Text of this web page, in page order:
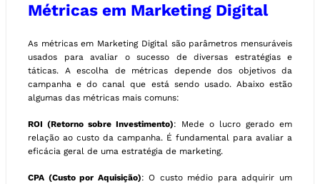
Métricas em Marketing Digital
As métricas em Marketing Digital são parâmetros mensuráveis
usados para avaliar o sucesso de diversas estratégias e
táticas. A escolha de métricas depende dos objetivos da
campanha e do canal que está sendo usado. Abaixo estão
algumas das métricas mais comuns:
ROI (Retorno sobre Investimento): Mede o lucro gerado em
relação ao custo da campanha. É fundamental para avaliar a
eficácia geral de uma estratégia de marketing.
CPA (Custo por Aquisição): O custo médio para adquirir um